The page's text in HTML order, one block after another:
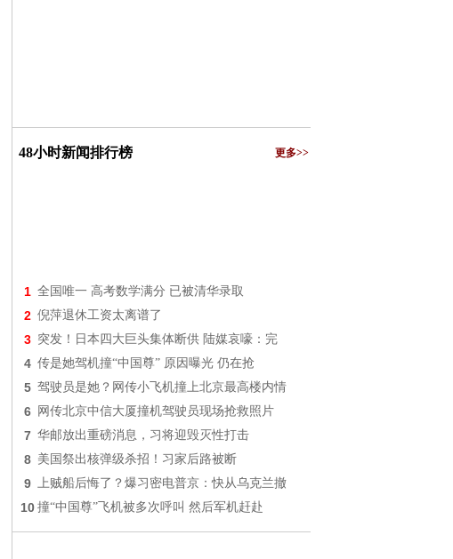
48小时新闻排行榜 更多>>
1 全国唯一 高考数学满分 已被清华录取
2 倪萍退休工资太离谱了
3 突发！日本四大巨头集体断供 陆媒哀嚎：完
4 传是她驾机撞“中国尊” 原因曝光 仍在抢
5 驾驶员是她？网传小飞机撞上北京最高楼内情
6 网传北京中信大厦撞机驾驶员现场抢救照片
7 华邮放出重磅消息，习将迎毁灭性打击
8 美国祭出核弹级杀招！习家后路被断
9 上贼船后悔了？爆习密电普京：快从乌克兰撤
10 撞“中国尊”飞机被多次呼叫 然后军机赶赴